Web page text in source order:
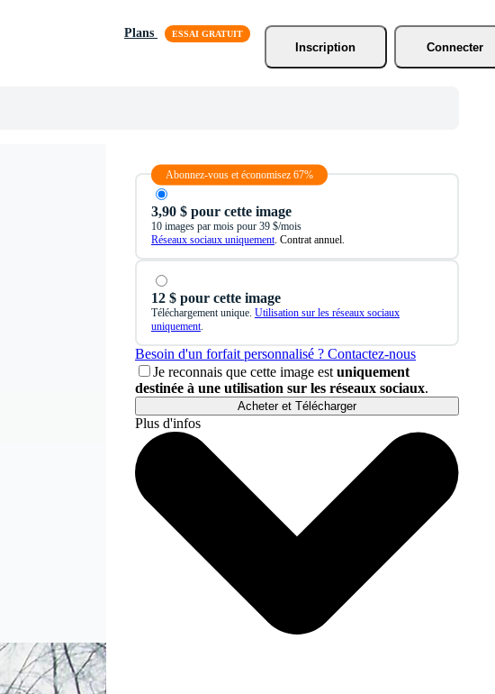
Plans
Inscription
Connecter
Abonnez-vous et économisez 67%
3,90 $ pour cette image
10 images par mois pour 39 $/mois
Réseaux sociaux uniquement. Contrat annuel.
12 $ pour cette image
Téléchargement unique. Utilisation sur les réseaux sociaux
uniquement.
Besoin d'un forfait personnalisé ? Contactez-nous
Je reconnais que cette image est uniquement
destinée à une utilisation sur les réseaux sociaux.
Acheter et Télécharger
Plus d'infos